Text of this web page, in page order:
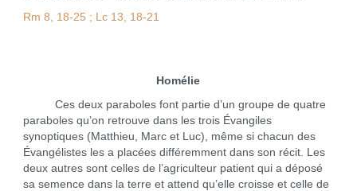
Rm 8, 18-25 ; Lc 13, 18-21
Homélie
Ces deux paraboles font partie d’un groupe de quatre
paraboles qu’on retrouve dans les trois Évangiles
synoptiques (Matthieu, Marc et Luc), même si chacun des
Évangélistes les a placées différemment dans son récit. Les
deux autres sont celles de l’agriculteur patient qui a déposé
sa semence dans la terre et attend qu’elle croisse et celle de